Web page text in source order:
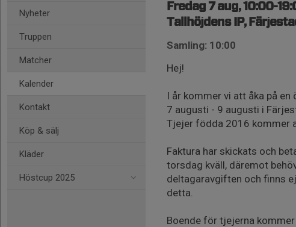
Nyheter
Truppen
Matcher
Kalender
Kontakt
Köp & sälj
Kläder
Höstcup 2025
Fredag 7 aug, 10:00-
Tallhöjdens IP,
Samling: 10:00
Hej!
I år kommer vi att åka på
7 augusti - 9 augusti i
Tjejer födda 2016 kommer
Faktura har skickats och
torsdag kväll, däremot
deltagaravgiften och finns
detta.
Boende för tjejerna